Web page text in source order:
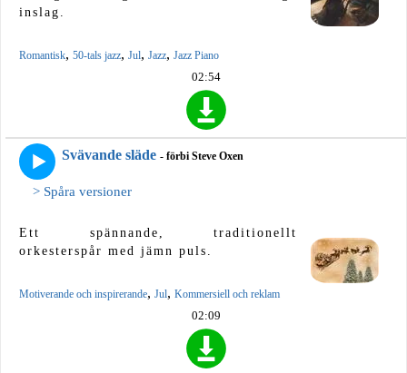
inslag.
Romantisk, 50-tals jazz, Jul, Jazz, Jazz Piano
02:54
Svävande släde - förbi Steve Oxen
> Spåra versioner
Ett spännande, traditionellt
orkesterspår med jämn puls.
Motiverande och inspirerande, Jul, Kommersiell och reklam
02:09